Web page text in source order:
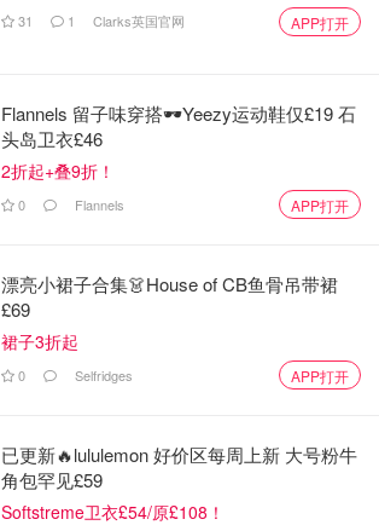
31 1 Clarks英国官网 APP打开
Flannels 留子味穿搭🕶️Yeezy运动鞋仅£19 石
头岛卫衣£46
2折起+叠9折！
0 Flannels APP打开
漂亮小裙子合集👗House of CB鱼骨吊带裙
£69
裙子3折起
0 Selfridges APP打开
已更新🔥lululemon 好价区每周上新 大号粉牛
角包罕见£59
Softstreme卫衣£54/原£108！